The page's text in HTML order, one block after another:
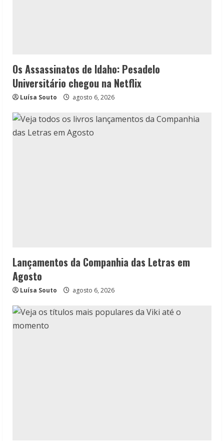
Os Assassinatos de Idaho: Pesadelo
Universitário chegou na Netflix
Luísa Souto agosto 6, 2026
Lançamentos da Companhia das Letras em
Agosto
Luísa Souto agosto 6, 2026